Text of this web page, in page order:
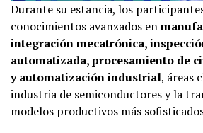
Durante su estancia, los
conocimientos avanzados en
integración mecatrónica,
automatizada, procesamiento de
y automatización industrial, áreas
industria de semiconductores y la
modelos productivos más